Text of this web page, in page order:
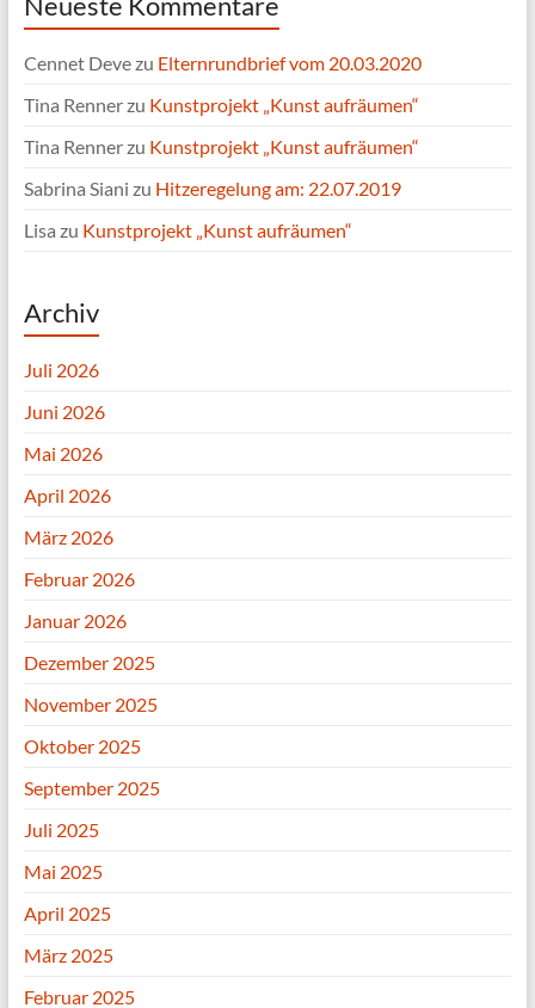
Cennet Devezu Elternrundbrief vom 20.03.2020
Tina Rennerzu Kunstprojekt „Kunst aufräumen“
Tina Rennerzu Kunstprojekt „Kunst aufräumen“
Sabrina Siani zu Hitzeregelung am: 22.07.2019
Lisa zu Kunstprojekt „Kunst aufräumen“
Archiv
Juli 2026
Juni 2026
Mai 2026
April 2026
März 2026
Februar 2026
Januar 2026
Dezember 2025
November 2025
Oktober 2025
September 2025
Juli 2025
Mai 2025
April 2025
März 2025
Februar 2025